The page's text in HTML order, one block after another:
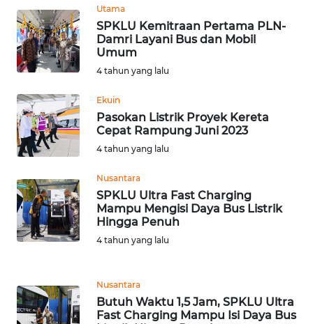
Utama
SPKLU Kemitraan Pertama PLN-
Damri Layani Bus dan Mobil
Umum
4 tahun yang lalu
Ekuin
Pasokan Listrik Proyek Kereta
Cepat Rampung Juni 2023
4 tahun yang lalu
Nusantara
SPKLU Ultra Fast Charging
Mampu Mengisi Daya Bus Listrik
Hingga Penuh
4 tahun yang lalu
Nusantara
Butuh Waktu 1,5 Jam, SPKLU Ultra
Fast Charging Mampu Isi Daya Bus
WN
PAKPAK
WN
WN
BEKASI
BOGOR
WN
DEPOK
TAPANULI
UTARA